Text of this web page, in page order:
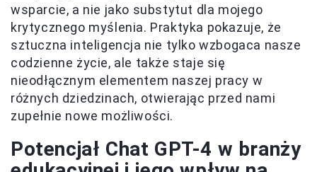
wsparcie, a nie jako substytut dla mojego
krytycznego myślenia. Praktyka pokazuje, że
sztuczna inteligencja nie tylko wzbogaca nasze
codzienne życie, ale także staje się
nieodłącznym elementem naszej pracy w
różnych dziedzinach, otwierając przed nami
zupełnie nowe możliwości.
Potencjał Chat GPT-4 w branży